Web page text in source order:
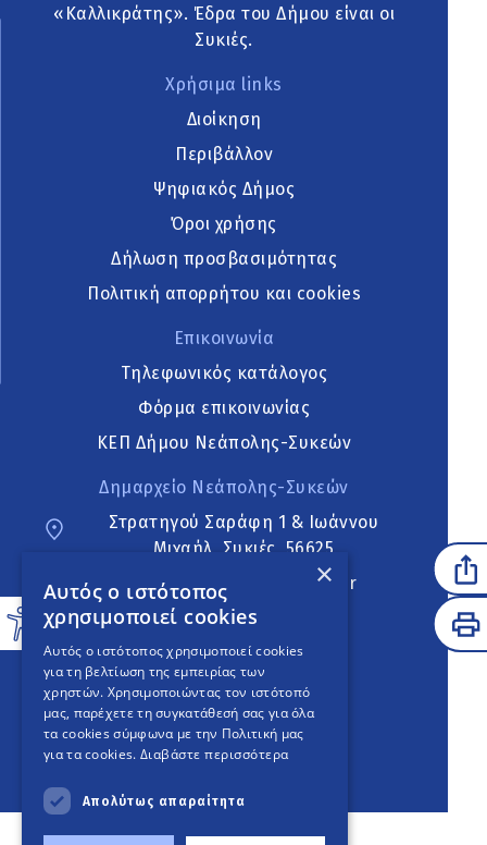
«Καλλικράτης». Έδρα του Δήμου είναι οι
Συκιές.
Χρήσιμα links
Διοίκηση
Περιβάλλον
Ψηφιακός Δήμος
Όροι χρήσης
Δήλωση προσβασιμότητας
Πολιτική απορρήτου και cookies
Επικοινωνία
Τηλεφωνικός κατάλογος
Φόρμα επικοινωνίας
ΚΕΠ Δήμου Νεάπολης-Συκεών
Δημαρχείο Νεάπολης-Συκεών
Στρατηγού Σαράφη 1 & Ιωάννου
Μιχαήλ, Συκιές, 56625
neapoli.sykies@ddt.gov.gr
Ακολουθήστε
English Version
An project
×
Αυτός ο ιστότοπος
χρησιμοποιεί cookies
Αυτός ο ιστότοπος χρησιμοποιεί cookies
για τη βελτίωση της εμπειρίας των
χρηστών. Χρησιμοποιώντας τον ιστότοπό
μας, παρέχετε τη συγκατάθεσή σας για όλα
τα cookies σύμφωνα με την Πολιτική μας
για τα cookies. Διαβάστε περισσότερα
Απολύτως απαραίτητα